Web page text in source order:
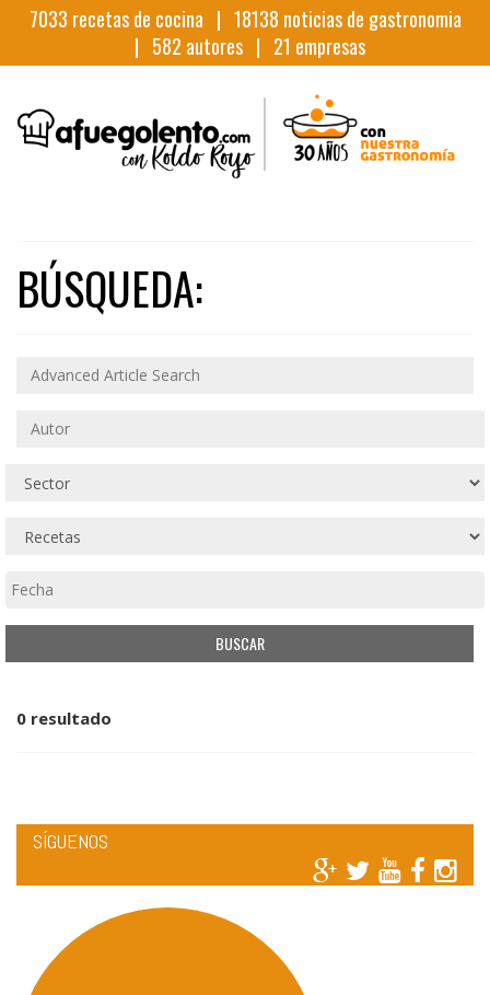
7033 recetas de cocina | 18138 noticias de gastronomia
| 582 autores | 21 empresas
BÚSQUEDA:
0 resultado
SÍGUENOS